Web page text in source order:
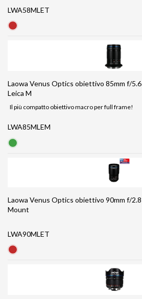
LWA58MLET
Laowa Venus Optics obiettivo 85mm f/5.6 2X Ultra Macro APO
Leica M
Il più compatto obiettivo macro per full frame!
LWA85MLEM
Laowa Venus Optics obiettivo 90mm f/2.8 2X Ultra Macro APO L
Mount
LWA90MLET